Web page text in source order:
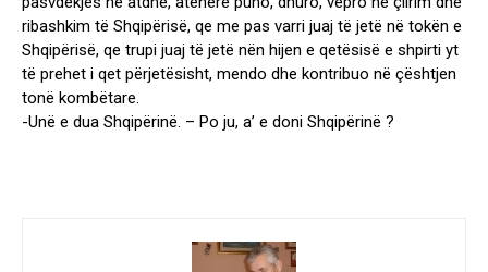
ribashkim të Shqipërisë, qe me pas varri juaj të jetë në tokën e
Shqipërisë, qe trupi juaj të jetë nën hijen e qetësisë e shpirti yt
të prehet i qet përjetësisht, mendo dhe kontribuo në çështjen
tonë kombëtare.
-Unë e dua Shqipërinë. – Po ju, a’ e doni Shqipërinë ?